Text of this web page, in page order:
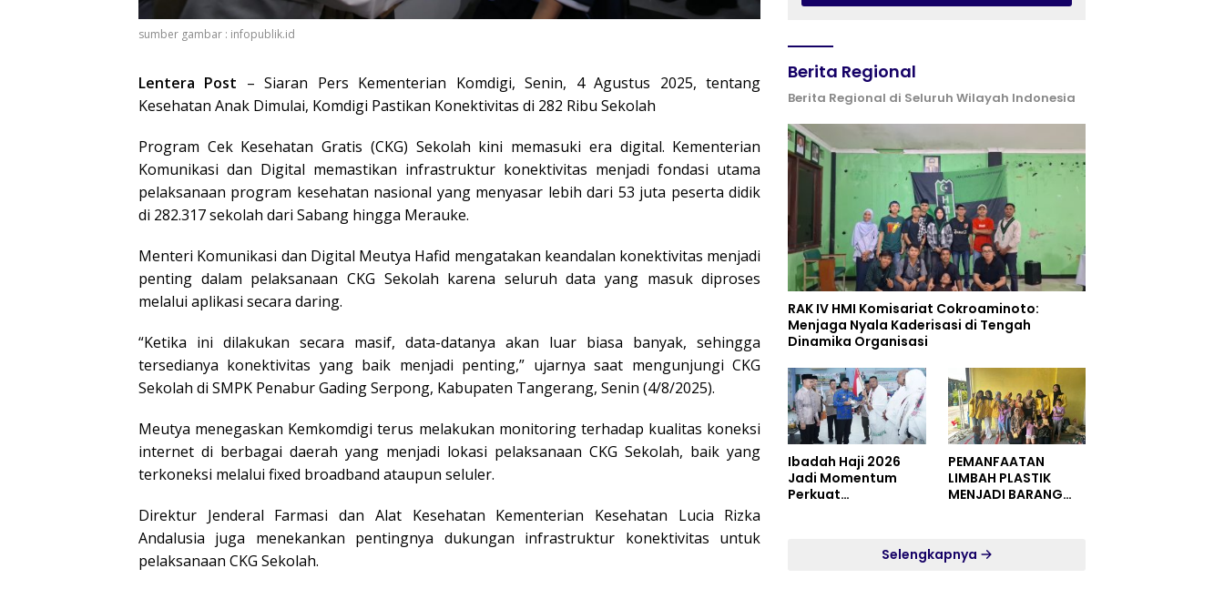
sumber gambar : infopublik.id
Lentera Post – Siaran Pers Kementerian Komdigi, Senin, 4 Agustus 2025, tentang
Kesehatan Anak Dimulai, Komdigi Pastikan Konektivitas di 282 Ribu Sekolah
Program Cek Kesehatan Gratis (CKG) Sekolah kini memasuki era digital. Kementerian
Komunikasi dan Digital memastikan infrastruktur konektivitas menjadi fondasi utama
pelaksanaan program kesehatan nasional yang menyasar lebih dari 53 juta peserta didik
di 282.317 sekolah dari Sabang hingga Merauke.
Menteri Komunikasi dan Digital Meutya Hafid mengatakan keandalan konektivitas menjadi
penting dalam pelaksanaan CKG Sekolah karena seluruh data yang masuk diproses
melalui aplikasi secara daring.
“Ketika ini dilakukan secara masif, data-datanya akan luar biasa banyak, sehingga
tersedianya konektivitas yang baik menjadi penting,” ujarnya saat mengunjungi CKG
Sekolah di SMPK Penabur Gading Serpong, Kabupaten Tangerang, Senin (4/8/2025).
Meutya menegaskan Kemkomdigi terus melakukan monitoring terhadap kualitas koneksi
internet di berbagai daerah yang menjadi lokasi pelaksanaan CKG Sekolah, baik yang
terkoneksi melalui fixed broadband ataupun seluler.
Direktur Jenderal Farmasi dan Alat Kesehatan Kementerian Kesehatan Lucia Rizka
Andalusia juga menekankan pentingnya dukungan infrastruktur konektivitas untuk
pelaksanaan CKG Sekolah.
Berita Regional
Berita Regional di Seluruh Wilayah Indonesia
RAK IV HMI Komisariat Cokroaminoto:
Menjaga Nyala Kaderisasi di Tengah
Dinamika Organisasi
Ibadah Haji 2026
Jadi Momentum
Perkuat
PEMANFAATAN
LIMBAH PLASTIK
MENJADI BARANG
RESIDENCE
Selengkapnya